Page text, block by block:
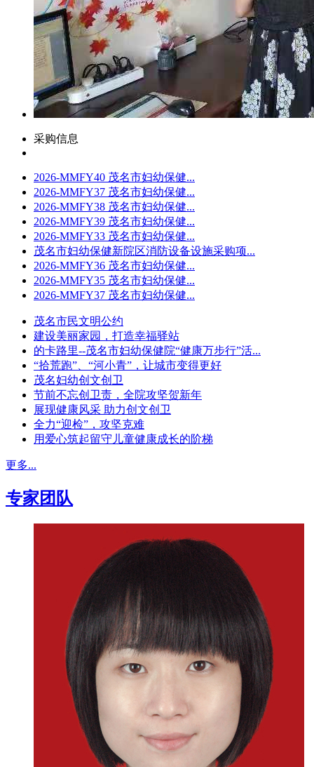
采购信息
2026-MMFY40 茂名市妇幼保健...
2026-MMFY37 茂名市妇幼保健...
2026-MMFY38 茂名市妇幼保健...
2026-MMFY39 茂名市妇幼保健...
2026-MMFY33 茂名市妇幼保健...
茂名市妇幼保健新院区消防设备设施采购项...
2026-MMFY36 茂名市妇幼保健...
2026-MMFY35 茂名市妇幼保健...
2026-MMFY37 茂名市妇幼保健...
茂名市民文明公约
建设美丽家园，打造幸福驿站
的卡路里--茂名市妇幼保健院“健康万步行”活...
“拾荒跑”、“河小青”，让城市变得更好
茂名妇幼创文创卫
节前不忘创卫责，全院攻坚贺新年
展现健康风采 助力创文创卫
全力“迎检”，攻坚克难
用爱心筑起留守儿童健康成长的阶梯
更多...
专家团队